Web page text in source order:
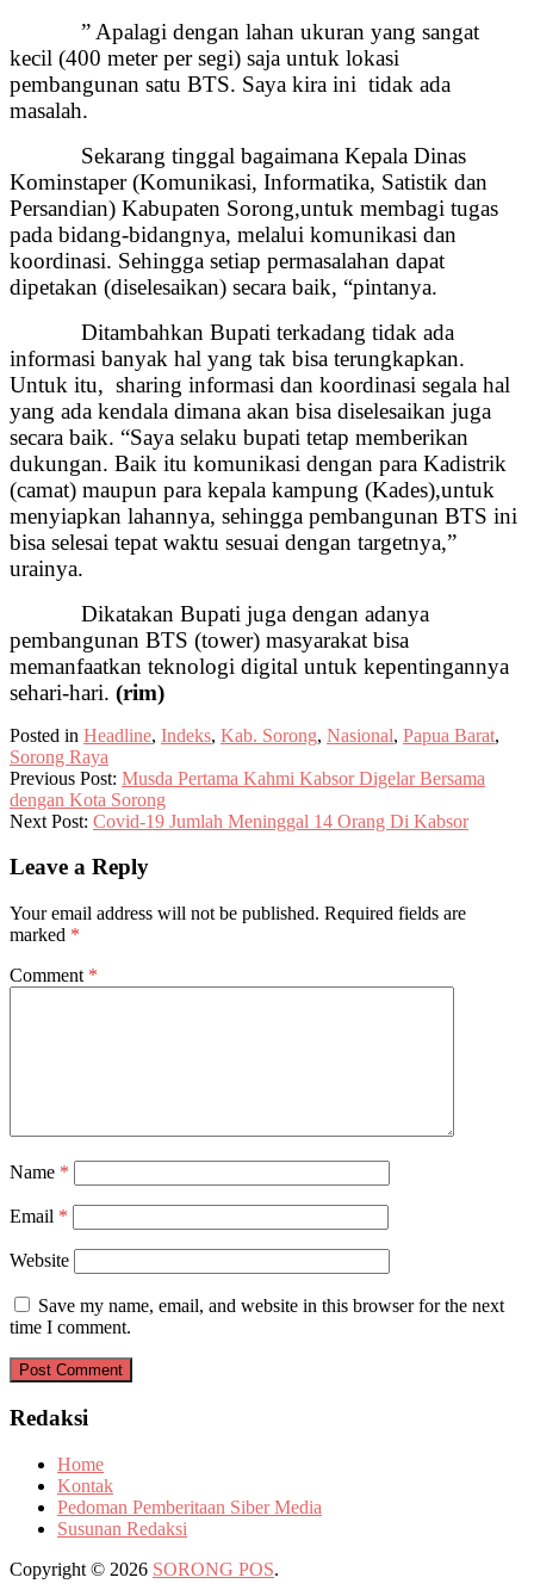
” Apalagi dengan lahan ukuran yang sangat
kecil (400 meter per segi) saja untuk lokasi
pembangunan satu BTS. Saya kira ini tidak ada
masalah.
Sekarang tinggal bagaimana Kepala Dinas
Kominstaper (Komunikasi, Informatika, Satistik dan
Persandian) Kabupaten Sorong,untuk membagi tugas
pada bidang-bidangnya, melalui komunikasi dan
koordinasi. Sehingga setiap permasalahan dapat
dipetakan (diselesaikan) secara baik, “pintanya.
Ditambahkan Bupati terkadang tidak ada
informasi banyak hal yang tak bisa terungkapkan.
Untuk itu, sharing informasi dan koordinasi segala hal
yang ada kendala dimana akan bisa diselesaikan juga
secara baik. “Saya selaku bupati tetap memberikan
dukungan. Baik itu komunikasi dengan para Kadistrik
(camat) maupun para kepala kampung (Kades),untuk
menyiapkan lahannya, sehingga pembangunan BTS ini
bisa selesai tepat waktu sesuai dengan targetnya,”
urainya.
Dikatakan Bupati juga dengan adanya
pembangunan BTS (tower) masyarakat bisa
memanfaatkan teknologi digital untuk kepentingannya
sehari-hari. (rim)
Posted in Headline, Indeks, Kab. Sorong, Nasional, Papua Barat,
Sorong Raya
Previous Post: Musda Pertama Kahmi Kabsor Digelar Bersama
dengan Kota Sorong
Next Post: Covid-19 Jumlah Meninggal 14 Orang Di Kabsor
Leave a Reply
Your email address will not be published. Required fields are
marked *
Comment *
Name *
Email *
Website
Save my name, email, and website in this browser for the next
time I comment.
Redaksi
Home
Kontak
Pedoman Pemberitaan Siber Media
Susunan Redaksi
Copyright © 2026 SORONG POS.